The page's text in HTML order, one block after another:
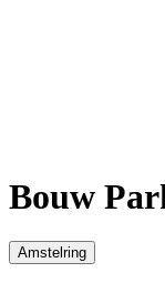
Bouw
Amstelring